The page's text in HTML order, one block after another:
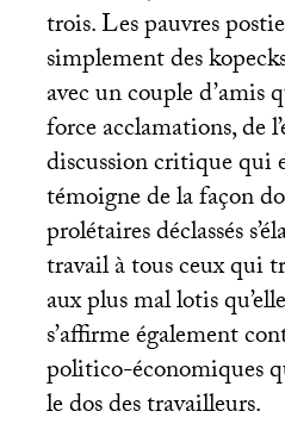
trois. Les pauvres
simplement des
avec un couple d’amis
force acclamations, de
discussion critique qui
témoigne de la façon
prolétaires déclassés
travail à tous ceux qui
aux plus mal lotis
s’affirme également
politico-économiques
le dos des travailleurs.